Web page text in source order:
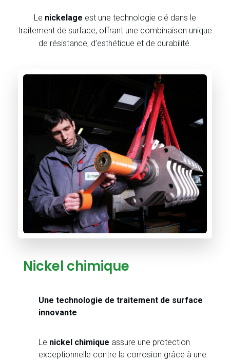
Le nickelage est une technologie clé dans le
traitement de surface, offrant une combinaison unique
de résistance, d’esthétique et de durabilité.
Nickel chimique
Une technologie de traitement de surface
innovante
Le nickel chimique assure une protection
exceptionnelle contre la corrosion grâce à une